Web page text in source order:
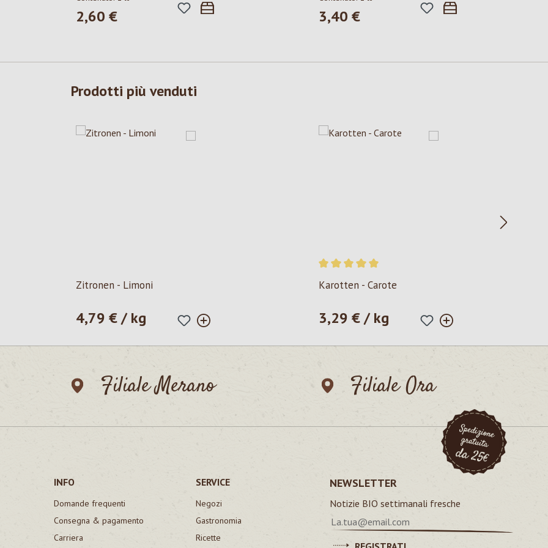
Prezzo normale:
2,60 € Prezzo normale:
3,40 €
Prodotti più venduti
Zitronen - Limoni
Prezzo normale:
4,79 € / kg
Valutazione media di 5 su 5 stelle
Karotten - Carote
Prezzo normale:
3,29 € / kg
Filiale Merano Filiale Ora
INFO
Domande frequenti
Consegna & pagamento
Carriera
SERVICE
Negozi
Gastronomia
Ricette
NEWSLETTER
Notizie BIO settimanali fresche